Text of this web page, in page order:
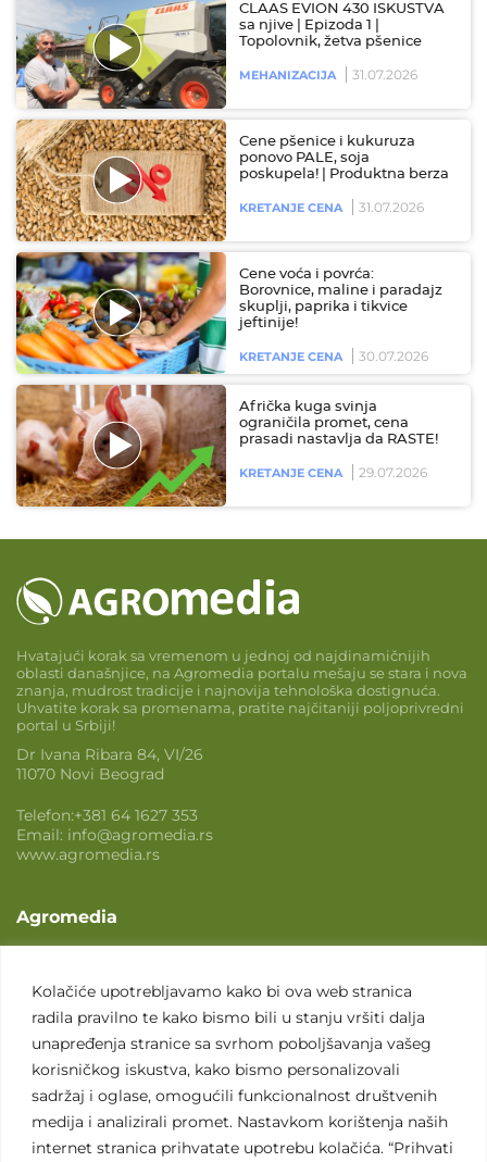
Kolačiće upotrebljavamo kako bi ova web stranica
radila pravilno te kako bismo bili u stanju vršiti dalja
unapređenja stranice sa svrhom poboljšavanja vašeg
korisničkog iskustva, kako bismo personalizovali
sadržaj i oglase, omogućili funkcionalnost društvenih
medija i analizirali promet. Nastavkom korištenja naših
internet stranica prihvatate upotrebu kolačića. “Prihvati
CLAAS EVION 430 ISKUSTVA
sa njive | Epizoda 1 |
Topolovnik, žetva pšenice
MEHANIZACIJA 31.07.2026
Cene pšenice i kukuruza
ponovo PALE, soja
poskupela! | Produktna berza
KRETANJE CENA 31.07.2026
Cene voća i povrća:
Borovnice, maline i paradajz
skuplji, paprika i tikvice
jeftinije!
KRETANJE CENA 30.07.2026
Afrička kuga svinja
ograničila promet, cena
prasadi nastavlja da RASTE!
KRETANJE CENA 29.07.2026
Hvatajući korak sa vremenom u jednoj od najdinamičnijih
oblasti današnjice, na Agromedia portalu mešaju se stara i nova
znanja, mudrost tradicije i najnovija tehnološka dostignuća.
Uhvatite korak sa promenama, pratite najčitaniji poljoprivredni
portal u Srbiji!
Dr Ivana Ribara 84, VI/26
11070 Novi Beograd
Telefon:+381 64 1627 353
Email: info@agromedia.rs
www.agromedia.rs
Agromedia
Svet poljoprivrede
Marketing usluge
Tražimo saradnike
Kontakt
Kontakt